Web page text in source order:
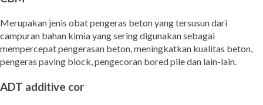
Merupakan jenis obat pengeras beton yang tersusun dari
campuran bahan kimia yang sering digunakan sebagai
mempercepat pengerasan beton, meningkatkan kualitas beton,
pengeras paving block, pengecoran bored pile dan lain-lain.
ADT additive cor